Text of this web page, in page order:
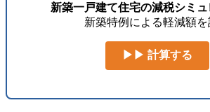
新築一戸建て住宅の減税シミ
新築特例による軽減額
▶▶ 計算する